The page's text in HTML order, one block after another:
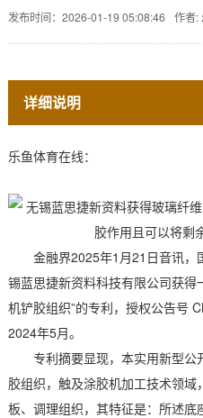
发布时间：2026-01-19 05:08:46 作者:
详细说明
乐鱼体育在线：
金融界2025年1月21日音讯，
锡蓝思捷新资料科技有限公司获得
机铲胶组织”的专利，授权公告号
2024年5月。
专利摘要显现，本实用新型公
胶组织，触及涂胶机加工技术领
板、调理组织，其特征是：所述